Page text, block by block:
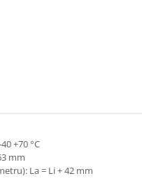
+70 °C
mm
La = Li + 42 mm